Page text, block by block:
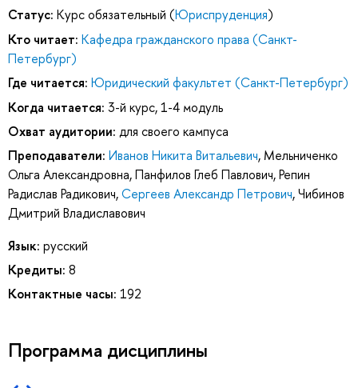
Статус: Курс обязательный (Юриспруденция)
Кто читает: Кафедра гражданского права (Санкт-
Петербург)
Где читается: Юридический факультет (Санкт-Петербург)
Когда читается: 3-й курс, 1-4 модуль
Охват аудитории: для своего кампуса
Преподаватели: Иванов Никита Витальевич, Мельниченко
Ольга Александровна,Панфилов Глеб Павлович,Репин
Радислав Радикович,Сергеев Александр Петрович,Чибинов
Дмитрий Владиславович
Язык: русский
Кредиты: 8
Контактные часы: 192
Программа дисциплины